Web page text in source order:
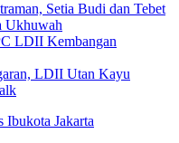
Setia Budi dan Tebet
Ukhuwah
LDII Kembangan
LDII Utan Kayu